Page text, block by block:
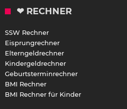
❤ RECHNER
SSW Rechner
Eisprungrechner
Elterngeldrechner
Kindergeldrechner
Geburtsterminrechner
BMI Rechner
BMI Rechner für Kinder